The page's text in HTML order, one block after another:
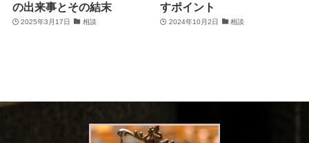
の出来事とその結末
2025年3月17日 相談
すポイント
2024年10月2日 相談